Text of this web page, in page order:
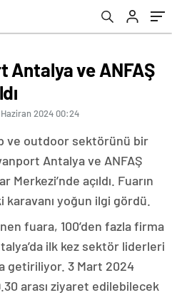
Antalya ve ANFAŞ
2024 00:24
ve outdoor sektörünü bir
Antalya ve ANFAŞ
Merkezi’nde açıldı. Fuarın
karavanı yoğun ilgi gördü.
fuara, 100’den fazla firma
ilk kez sektör liderleri
getiriliyor. 3 Mart 2024
arası ziyaret edilebilecek